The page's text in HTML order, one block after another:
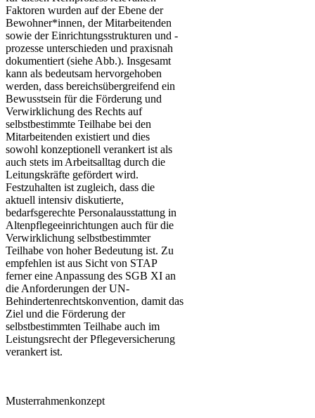
Faktoren wurden auf der Ebene der
Bewohner*innen, der Mitarbeitenden
sowie der Einrichtungsstrukturen und -
prozesse unterschieden und praxisnah
dokumentiert (siehe Abb.). Insgesamt
kann als bedeutsam hervorgehoben
werden, dass bereichsübergreifend ein
Bewusstsein für die Förderung und
Verwirklichung des Rechts auf
selbstbestimmte Teilhabe bei den
Mitarbeitenden existiert und dies
sowohl konzeptionell verankert ist als
auch stets im Arbeitsalltag durch die
Leitungskräfte gefördert wird.
Festzuhalten ist zugleich, dass die
aktuell intensiv diskutierte,
bedarfsgerechte Personalausstattung in
Altenpflegeeinrichtungen auch für die
Verwirklichung selbstbestimmter
Teilhabe von hoher Bedeutung ist. Zu
empfehlen ist aus Sicht von STAP
ferner eine Anpassung des SGB XI an
die Anforderungen der UN-
Behindertenrechtskonvention, damit das
Ziel und die Förderung der
selbstbestimmten Teilhabe auch im
Leistungsrecht der Pflegeversicherung
verankert ist.
Musterrahmenkonzept